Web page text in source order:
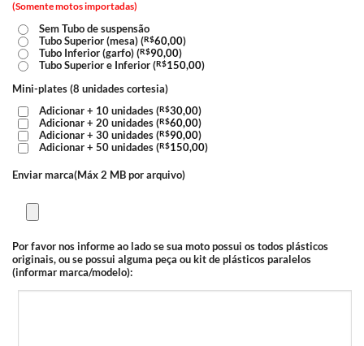
(Somente motos importadas)
Sem Tubo de suspensão
Tubo Superior (mesa) (R$60,00)
Tubo Inferior (garfo) (R$90,00)
Tubo Superior e Inferior (R$150,00)
Mini-plates (8 unidades cortesia)
Adicionar + 10 unidades (R$30,00)
Adicionar + 20 unidades (R$60,00)
Adicionar + 30 unidades (R$90,00)
Adicionar + 50 unidades (R$150,00)
Enviar marca(Máx 2 MB por arquivo)
Por favor nos informe ao lado se sua moto possui os todos plásticos
originais, ou se possui alguma peça ou kit de plásticos paralelos
(informar marca/modelo):